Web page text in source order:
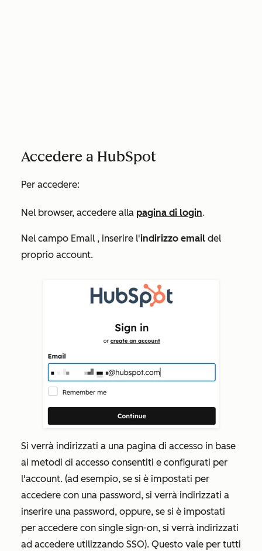
Accedere a HubSpot
Per accedere:
Nel browser, accedere alla pagina di login.
Nel campo Email , inserire l'indirizzo email del
proprio account.
Si verrà indirizzati a una pagina di accesso in base
ai metodi di accesso consentiti e configurati per
l'account. (ad esempio, se si è impostati per
accedere con una password, si verrà indirizzati a
inserire una password, oppure, se si è impostati
per accedere con single sign-on, si verrà indirizzati
ad accedere utilizzando SSO). Questo vale per tutti